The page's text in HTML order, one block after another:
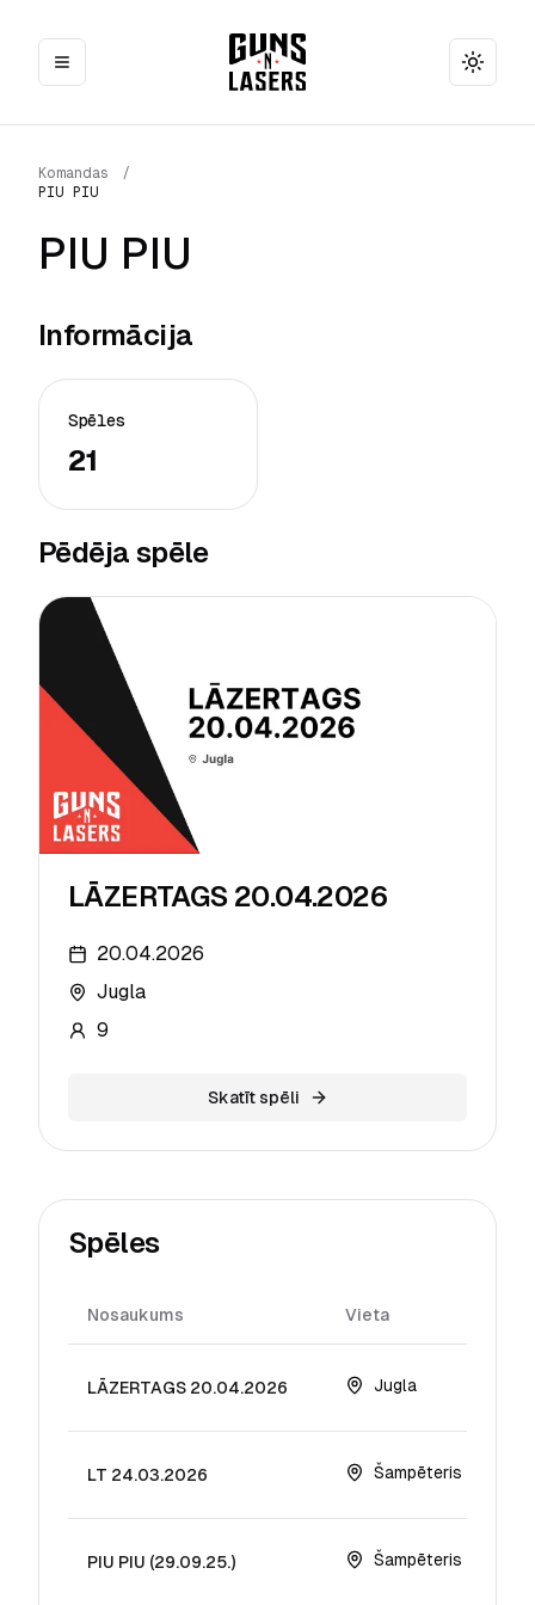
Toggle
Komandas
/
PIU PIU
PIU PIU
Informācija
Spēles
21
Pēdēja spēle
LĀZERTAGS 20.04.2026
20.04.2026
Jugla
9
Skatīt spēli
Spēles
Nosaukums Vieta
LĀZERTAGS 20.04.2026 Jugla
LT 24.03.2026 Šampēteris
PIU PIU (29.09.25.) Šampēteris